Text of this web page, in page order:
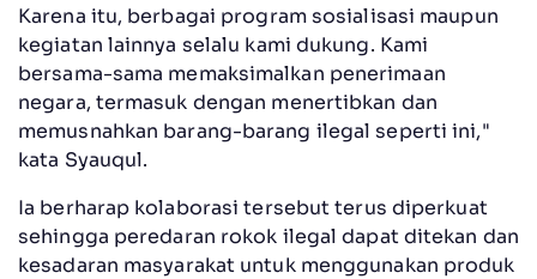
Karena itu, berbagai program sosialisasi maupun
kegiatan lainnya selalu kami dukung. Kami
bersama-sama memaksimalkan penerimaan
negara, termasuk dengan menertibkan dan
memusnahkan barang-barang ilegal seperti ini,"
kata Syauqul.
Ia berharap kolaborasi tersebut terus diperkuat
sehingga peredaran rokok ilegal dapat ditekan dan
kesadaran masyarakat untuk menggunakan produk